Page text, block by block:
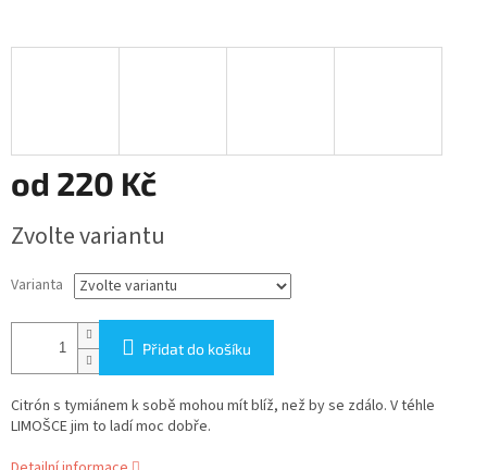
od 220 Kč
cena:
Zvolte variantu
Varianta
Přidat do košíku
Citrón s tymiánem k sobě mohou mít blíž, než by se zdálo. V téhle
LIMOŠCE jim to ladí moc dobře.